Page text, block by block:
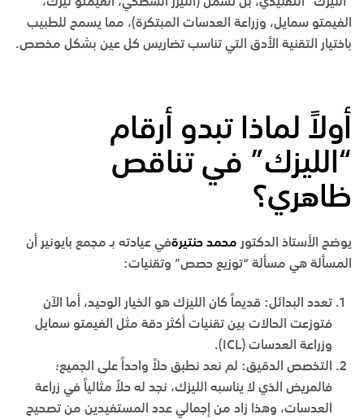
الفيمتو سمايل، وزراعة العدسات المبتكرة)، مما يسمح للطبيب
باختيار التقنية الأدق التي تناسب تضاريس كل عين بشكل مخصص.
أولاً لماذا تبدو أرقام
“الليزك” في تناقص
ظاهري؟
يوضح الأستاذ الدكتور محمد حنتيرةفي عيادته بـ مجمع بايونير
أن
المسألة هي مسألة “توزيع حصص” وتقنيات:
تعدد البدائل: قديماً كان الليزك هو الخيار الوحيد، أما الآن
فتوزعت الحالات بين تقنيات أكثر دقة مثل الفيمتو سمايل
وزراعة العدسات (ICL)
.
التخصص الدقيق: لم نعد نطبق حلاً واحداً على الجميع؛
فالمريض الذي لا يناسبه الليزك، نجد له حلاً مثالياً في زراعة
العدسات، وهذا زاد من إجمالي عدد المستفيدين من تصحيح